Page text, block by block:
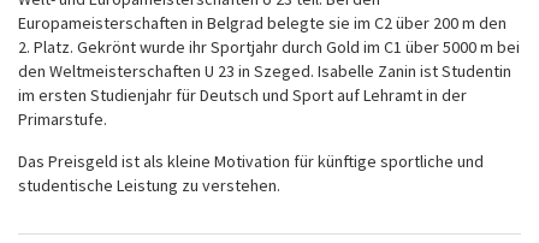
Europameisterschaften in Belgrad belegte sie im C2 über 200 m den
2. Platz. Gekrönt wurde ihr Sportjahr durch Gold im C1 über 5000 m bei
den Weltmeisterschaften U 23 in Szeged. Isabelle Zanin ist Studentin
im ersten Studienjahr für Deutsch und Sport auf Lehramt in der
Primarstufe.
Das Preisgeld ist als kleine Motivation für künftige sportliche und
studentische Leistung zu verstehen.